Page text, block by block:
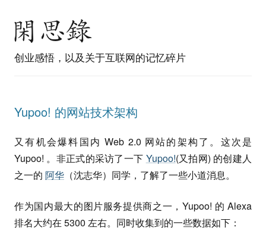
创业感悟，以及关于互联网的记忆碎片
Yupoo! 的网站技术架构
又有机会爆料国内 Web 2.0 网站的架构了。这次是
Yupoo! 。非正式的采访了一下 Yupoo!(又拍网) 的创建人
之一的 阿华 （沈志华）同学，了解了一些小道消息。
作为国内最大的图片服务提供商之一，Yupoo! 的 Alexa
排名大约在 5300 左右。同时收集到的一些数据如下：